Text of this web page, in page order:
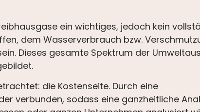
ein wichtiges, jedoch kein
dem Wasserverbrauch bzw.
Dieses gesamte Spektrum der
die Kostenseite. Durch eine
verbunden, sodass eine ganzheitliche